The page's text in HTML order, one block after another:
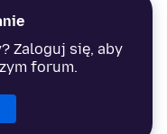
Zaloguj się, aby
forum.